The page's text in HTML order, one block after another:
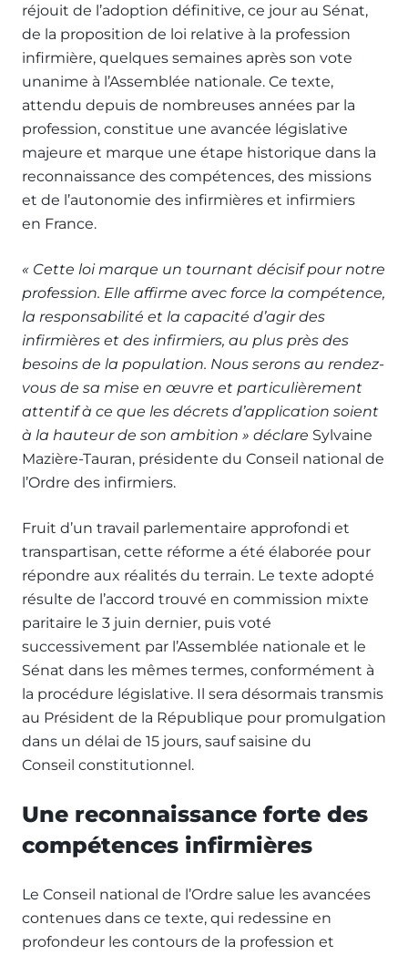
réjouit de l’adoption définitive, ce jour au Sénat,
de la proposition de loi relative à la profession
infirmière, quelques semaines après son vote
unanime à l’Assemblée nationale. Ce texte,
attendu depuis de nombreuses années par la
profession, constitue une avancée législative
majeure et marque une étape historique dans la
reconnaissance des compétences, des missions
et de l’autonomie des infirmières et infirmiers
en France.
« Cette loi marque un tournant décisif pour notre
profession. Elle affirme avec force la compétence,
la responsabilité et la capacité d’agir des
infirmières et des infirmiers, au plus près des
besoins de la population. Nous serons au rendez-
vous de sa mise en œuvre et particulièrement
attentif à ce que les décrets d’application soient
à la hauteur de son ambition » déclare Sylvaine
Mazière-Tauran, présidente du Conseil national de
l’Ordre des infirmiers.
Fruit d’un travail parlementaire approfondi et
transpartisan, cette réforme a été élaborée pour
répondre aux réalités du terrain. Le texte adopté
résulte de l’accord trouvé en commission mixte
paritaire le 3 juin dernier, puis voté
successivement par l’Assemblée nationale et le
Sénat dans les mêmes termes, conformément à
la procédure législative. Il sera désormais transmis
au Président de la République pour promulgation
dans un délai de 15 jours, sauf saisine du
Conseil constitutionnel.
Une reconnaissance forte des
compétences infirmières
Le Conseil national de l’Ordre salue les avancées
contenues dans ce texte, qui redessine en
profondeur les contours de la profession et